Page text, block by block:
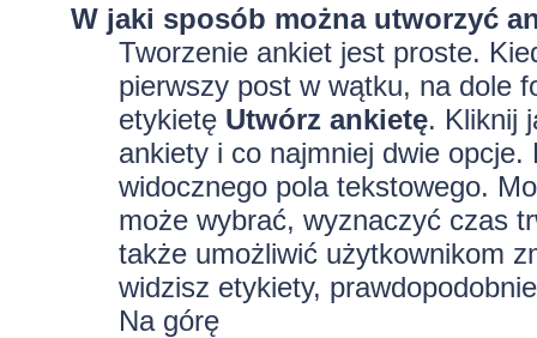
W jaki sposób można utworzyć
Tworzenie ankiet jest proste.
pierwszy post w wątku, na dole
etykietę Utwórz ankietę. Kliknij
ankiety i co najmniej dwie
widocznego pola tekstowego.
może wybrać, wyznaczyć czas
także umożliwić użytkownikom
widzisz etykiety,
Na górę